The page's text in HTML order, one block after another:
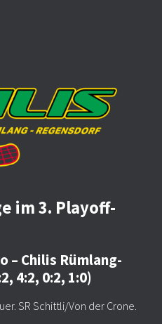
im 3. Playoff-
– Chilis Rümlang-
4:2, 0:2, 1:0)
SR Schittli/Von der Crone.